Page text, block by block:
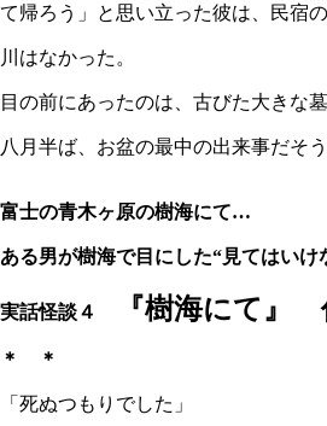
て帰ろう」と思い立った彼は、民宿
川はなかった。
目の前にあったのは、古びた大きな
八月半ば、お盆の最中の出来事だそう
富士の青木ヶ原の樹海にて…
ある男が樹海で目にした“見てはいけ
実話怪談４ 『樹海にて』
＊ ＊
「死ぬつもりでした」